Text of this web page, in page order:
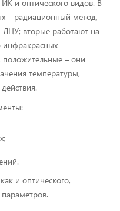
и оптического видов. В
– радиационный метод,
ЛЦУ; вторые работают на
положительные – они
температуры,
и оптического,
параметров.